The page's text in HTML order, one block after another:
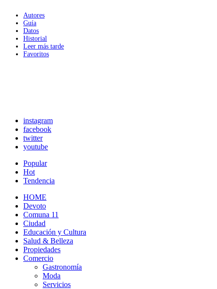
Autores
Guía
Datos
Historial
Leer más tarde
Favoritos
instagram
facebook
twitter
youtube
Popular
Hot
Tendencia
HOME
Devoto
Comuna 11
Ciudad
Educación y Cultura
Salud & Belleza
Propiedades
Comercio
Gastronomía
Moda
Servicios